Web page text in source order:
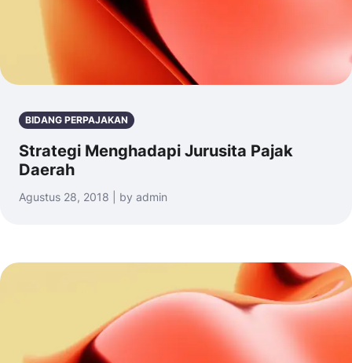
BIDANG PERPAJAKAN
Strategi Menghadapi Jurusita Pajak
Daerah
Agustus 28, 2018 | by admin